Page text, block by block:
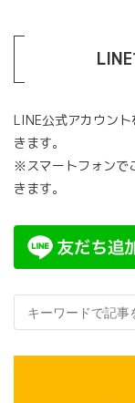
LINE公式アカウン
きます。
※スマートフォンで
きます。